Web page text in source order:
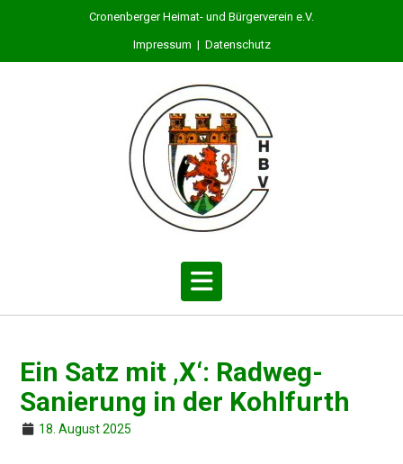
Cronenberger Heimat- und Bürgerverein e.V.
Impressum | Datenschutz
Ein Satz mit ‚X‘: Radweg-
Sanie­rung in der Kohlfurth
18. August 2025